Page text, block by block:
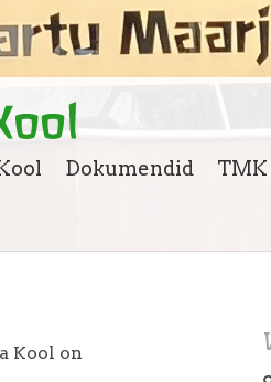
Dokumendid TMK
Kool on